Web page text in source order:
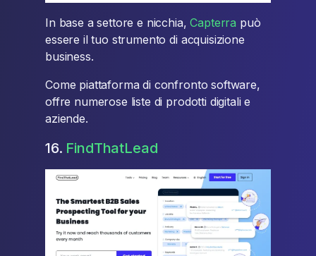
In base a settore e nicchia,Capterra può
essere il tuo strumento di acquisizione
business.
Come piattaforma di confronto software,
offre numerose liste di prodotti digitali e
aziende.
16. FindThatLead